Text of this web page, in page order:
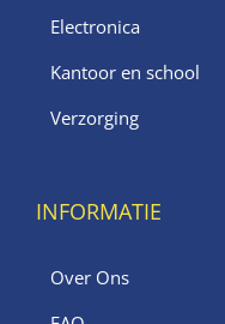
Electronica
Kantoor en school
Verzorging
INFORMATIE
Over Ons